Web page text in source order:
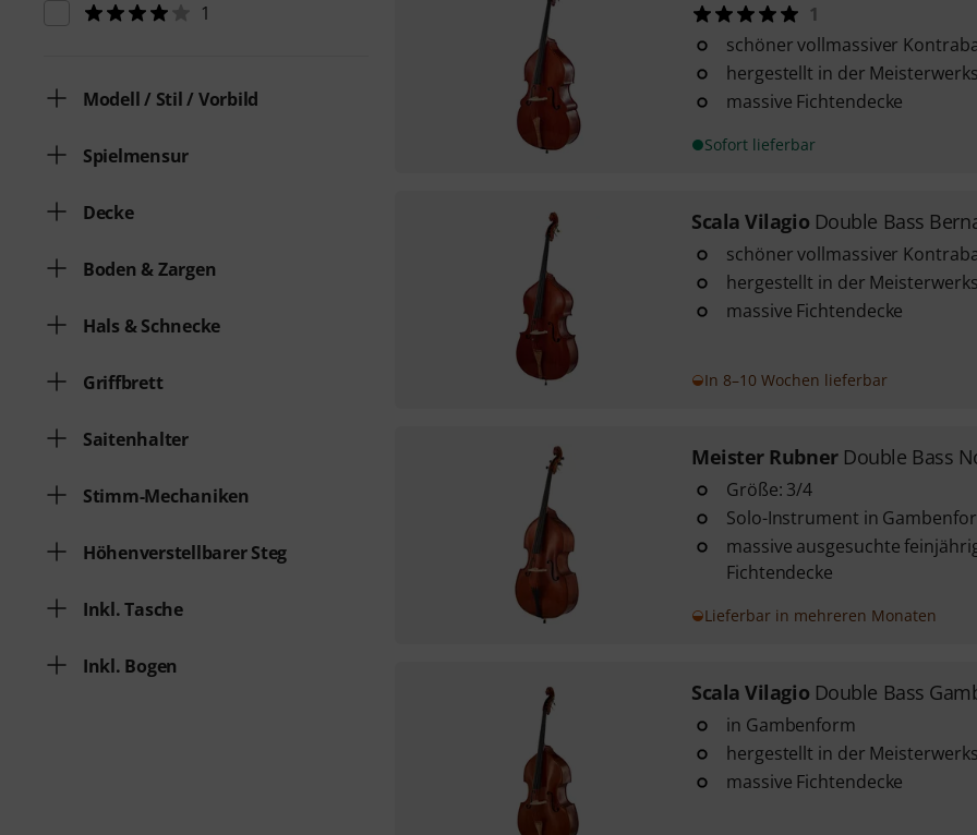
1
Modell / Stil / Vorbild
Spielmensur
Decke
Boden & Zargen
Hals & Schnecke
Griffbrett
Saitenhalter
Stimm-Mechaniken
Höhenverstellbarer Steg
Inkl. Tasche
Inkl. Bogen
1
schöner vollmassiver
hergestellt in der
massive Fichtendecke
Sofort lieferbar
Scala Vilagio Double Bass
schöner vollmassiver
hergestellt in der
massive Fichtendecke
In 8–10 Wochen lieferbar
Meister Rubner Double Bass
Größe: 3/4
Solo-Instrument in
massive ausgesuchte
Fichtendecke
Lieferbar in mehreren Monaten
Scala Vilagio Double Bass
in Gambenform
hergestellt in der
massive Fichtendecke